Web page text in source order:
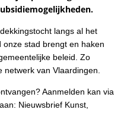
langs al het
stad brengt en haken
beleid. Zo
van Vlaardingen.
Aanmelden kan via
aan: Nieuwsbrief Kunst,